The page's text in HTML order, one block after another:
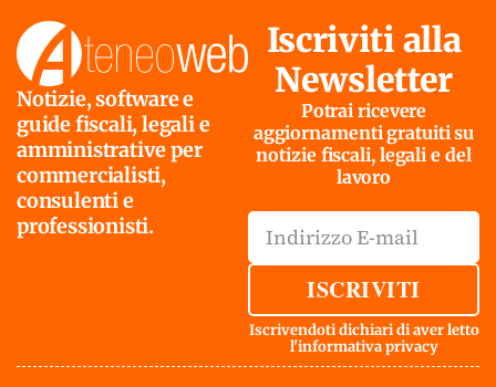
Notizie, software e
guide fiscali, legali e
amministrative per
commercialisti,
consulenti e
professionisti.
Iscriviti alla
Newsletter
Potrai ricevere
aggiornamenti gratuiti su
notizie fiscali, legali e del
lavoro
ISCRIVITI
Iscrivendoti dichiari di aver letto
l'informativa privacy